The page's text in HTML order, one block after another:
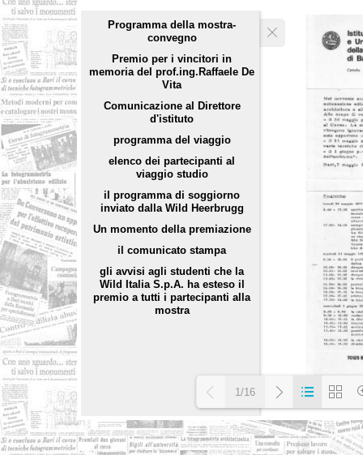
Loading PDF
1/16
Programma della mostra-
convegno
Premio per i vincitori in
memoria del prof.ing.Raffaele De
Vita
Comunicazione al Direttore
d'istituto
programma del viaggio
elenco dei partecipanti al
viaggio studio
il programma di soggiorno
inviato dalla Wild Heerbrugg
Un momento della premiazione
il comunicato stampa
gli avvisi agli studenti che la
Wild Italia S.p.A. ha esteso il
premio a tutti i partecipanti alla
mostra